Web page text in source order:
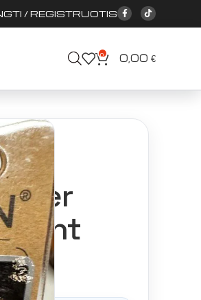
/ REGISTRUOTIS
0 0,00 €
2vnt
2vnt